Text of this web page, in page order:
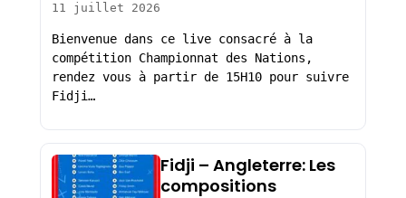
11 juillet 2026
Bienvenue dans ce live consacré à la
compétition Championnat des Nations,
rendez vous à partir de 15H10 pour suivre
Fidji…
Fidji – Angleterre: Les
compositions